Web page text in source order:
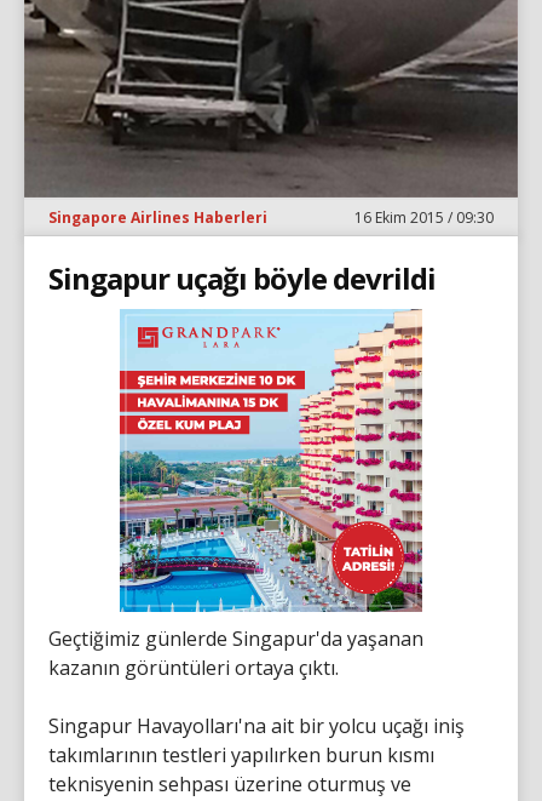
Singapore Airlines Haberleri 16 Ekim 2015 / 09:30
Singapur uçağı böyle devrildi
Geçtiğimiz günlerde Singapur'da yaşanan
kazanın görüntüleri ortaya çıktı.
Singapur Havayolları'na ait bir yolcu uçağı iniş
takımlarının testleri yapılırken burun kısmı
teknisyenin sehpası üzerine oturmuş ve